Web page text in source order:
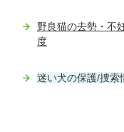
野良猫の去勢・不
度
迷い犬の保護/捜索